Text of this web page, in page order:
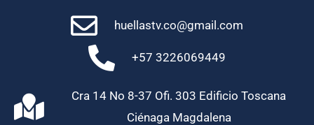
huellastv.co@gmail.com
+57 3226069449
Cra 14 No 8-37 Ofi. 303 Edificio Toscana
Ciénaga Magdalena